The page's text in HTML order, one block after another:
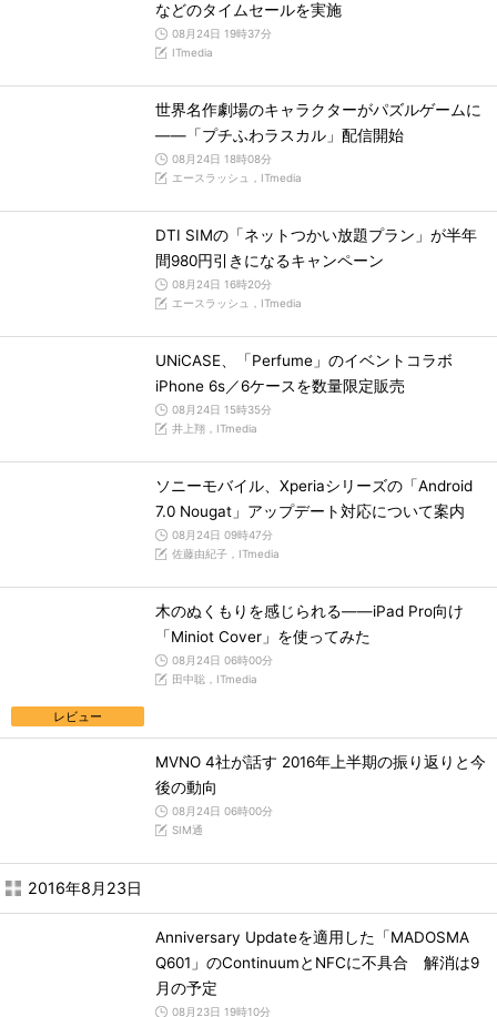
などのタイムセールを実施
08月24日 19時37分
ITmedia
世界名作劇場のキャラクターがパズルゲームに
――「プチふわラスカル」配信開始
08月24日 18時08分
エースラッシュ，ITmedia
DTI SIMの「ネットつかい放題プラン」が半年
間980円引きになるキャンペーン
08月24日 16時20分
エースラッシュ，ITmedia
UNiCASE、「Perfume」のイベントコラボ
iPhone 6s／6ケースを数量限定販売
08月24日 15時35分
井上翔，ITmedia
ソニーモバイル、Xperiaシリーズの「Android
7.0 Nougat」アップデート対応について案内
08月24日 09時47分
佐藤由紀子，ITmedia
レビュー
木のぬくもりを感じられる――iPad Pro向け
「Miniot Cover」を使ってみた
08月24日 06時00分
田中聡，ITmedia
MVNO 4社が話す 2016年上半期の振り返りと今
後の動向
08月24日 06時00分
SIM通
2016年8月23日
Anniversary Updateを適用した「MADOSMA
Q601」のContinuumとNFCに不具合 解消は9
月の予定
08月23日 19時10分